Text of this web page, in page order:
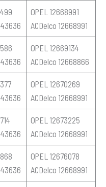
OPEL 12668991
ACDelco 12668991
OPEL 12669134
ACDelco 12668866
OPEL 12670269
ACDelco 12668991
OPEL 12673225
ACDelco 12668991
OPEL 12676078
ACDelco 12668991